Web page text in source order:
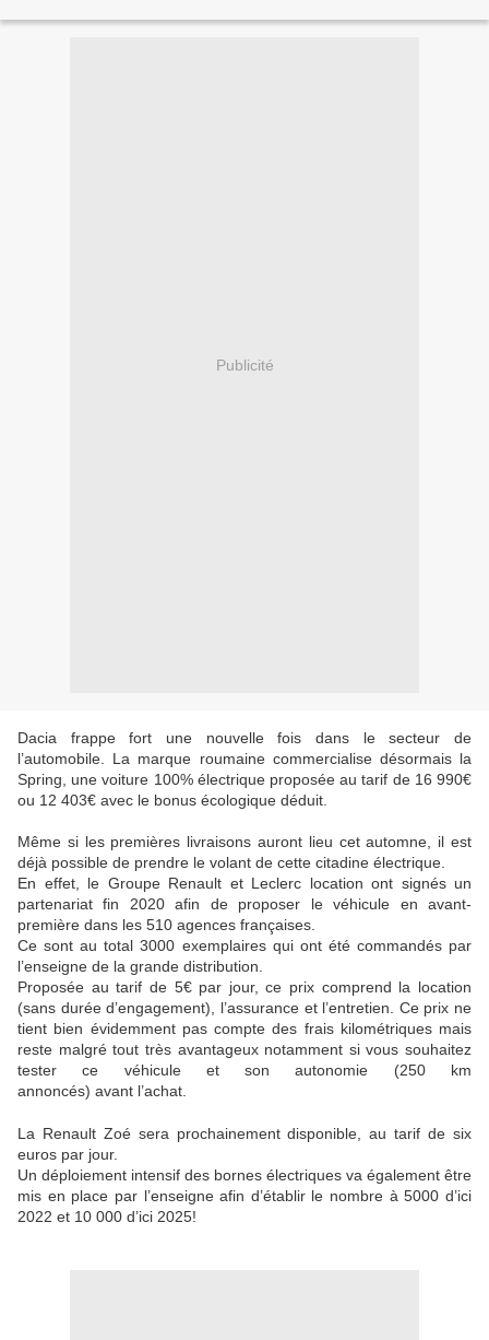
Publicité
Dacia frappe fort une nouvelle fois dans le secteur de
l’automobile. La marque roumaine commercialise désormais la
Spring, une voiture 100% électrique proposée au tarif de 16 990€
ou 12 403€ avec le bonus écologique déduit.
Même si les premières livraisons auront lieu cet automne, il est
déjà possible de prendre le volant de cette citadine électrique.
En effet, le Groupe Renault et Leclerc location ont signés un
partenariat fin 2020 afin de proposer le véhicule en avant-
première dans les 510 agences françaises.
Ce sont au total 3000 exemplaires qui ont été commandés par
l’enseigne de la grande distribution.
Proposée au tarif de 5€ par jour, ce prix comprend la location
(sans durée d’engagement), l’assurance et l’entretien. Ce prix ne
tient bien évidemment pas compte des frais kilométriques mais
reste malgré tout très avantageux notamment si vous souhaitez
tester ce véhicule et son autonomie (250 km
annoncés) avant l’achat.
La Renault Zoé sera prochainement disponible, au tarif de six
euros par jour.
Un déploiement intensif des bornes électriques va également être
mis en place par l’enseigne afin d’établir le nombre à 5000 d’ici
2022 et 10 000 d’ici 2025!